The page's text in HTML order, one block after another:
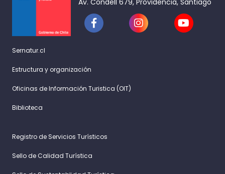
Av. Condell 679, Providencia, Santiago
Sernatur.cl
Estructura y organización
Oficinas de Información Turistica (OIT)
Biblioteca
Registro de Servicios Turísticos
Sello de Calidad Turística